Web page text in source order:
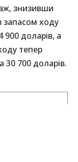
знизивши
запасом ходу
доларів, а
тепер
30 700 доларів.